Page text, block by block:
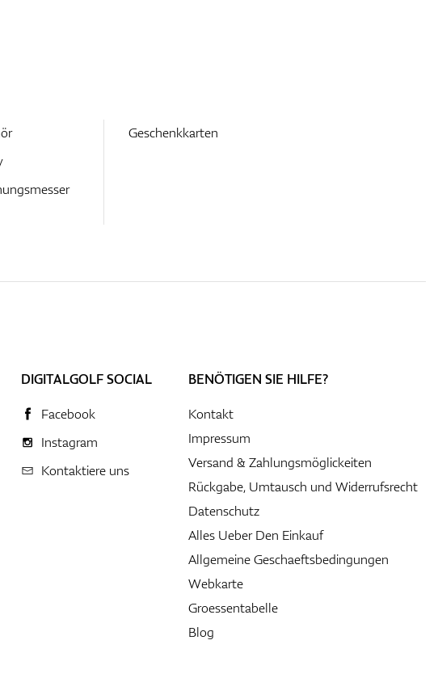
Geschenkkarten
DIGITALGOLF SOCIAL
Facebook
Instagram
Kontaktiere uns
BENÖTIGEN SIE HILFE?
Kontakt
Impressum
Versand & Zahlungsmöglickeiten
Rückgabe, Umtausch und Widerrufsrecht
Datenschutz
Alles Ueber Den Einkauf
Allgemeine Geschaeftsbedingungen
Webkarte
Groessentabelle
Blog